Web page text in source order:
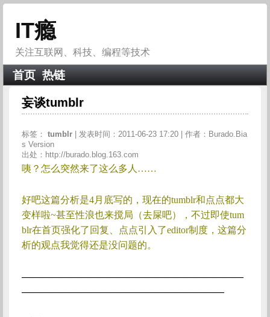
IT瘾
关注互联网、科技、编程等技术
首页 热链
妄谈tumblr
标签： tumblr
| 发表时间：2011-06-23 17:20 | 作者：Burado.Bia
s Version
出处：http://burado.blog.163.com
咦？怎么突然来了这么多人……
好吧这篇分析是4月底写的，现在的tumblr和点点都大
变样啦~甚至性浪也来搅局（去屎吧），不过即使tum
blr在首页强化了回复、点点引入了editor制度，这篇分
析的观点我觉得还是没问题的。
———————————————————————
—————————————————————